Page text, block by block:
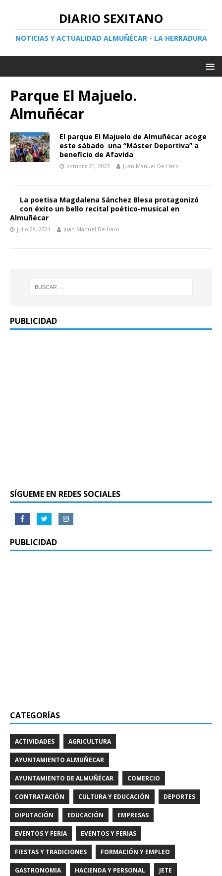
DIARIO SEXITANO
NOTICIAS Y ACTUALIDAD ALMUÑÉCAR - LA HERRADURA
Parque El Majuelo.
Almuñécar
El parque El Majuelo de Almuñécar acoge
este sábado una “Máster Deportiva” a
beneficio de Afavida
octubre 21, 2023 Juan Manuel De Haro
La poetisa Magdalena Sánchez Blesa protagonizó
con éxito un bello recital poético-musical en
Almuñécar
julio 28, 2021 Juan Manuel De Haro
PUBLICIDAD
SÍGUEME EN REDES SOCIALES
PUBLICIDAD
CATEGORÍAS
ACTIVIDADES AGRICULTURA
AYUNTAMIENTO ALMUÑECAR
AYUNTAMIENTO DE ALMUÑÉCAR COMERCIO
CONTRATACIÓN CULTURA Y EDUCACIÓN DEPORTES
DIPUTACIÓN EDUCACIÓN EMPRESAS
EVENTOS Y FERIA EVENTOS Y FERIAS
FIESTAS Y TRADICIONES FORMACIÓN Y EMPLEO
GASTRONOMIA HACIENDA Y PERSONAL JETE